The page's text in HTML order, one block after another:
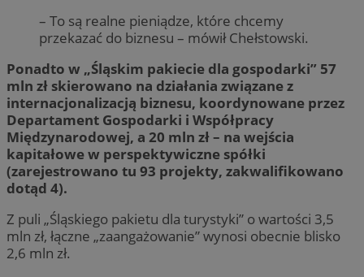
– To są realne pieniądze, które chcemy
przekazać do biznesu – mówił Chełstowski.
Ponadto w „Śląskim pakiecie dla gospodarki” 57
mln zł skierowano na działania związane z
internacjonalizacją biznesu, koordynowane przez
Departament Gospodarki i Współpracy
Międzynarodowej, a 20 mln zł – na wejścia
kapitałowe w perspektywiczne spółki
(zarejestrowano tu 93 projekty, zakwalifikowano
dotąd 4).
Z puli „Śląskiego pakietu dla turystyki” o wartości 3,5
mln zł, łączne „zaangażowanie” wynosi obecnie blisko
2,6 mln zł.